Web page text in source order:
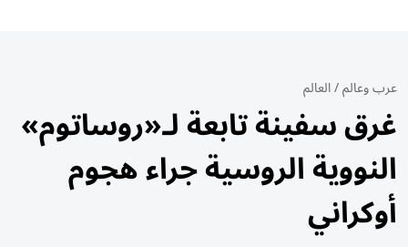
عرب وعالم/العالم
غرق سفينة تابعة لـ«روساتوم»
النووية الروسية جراء هجوم
أوكراني